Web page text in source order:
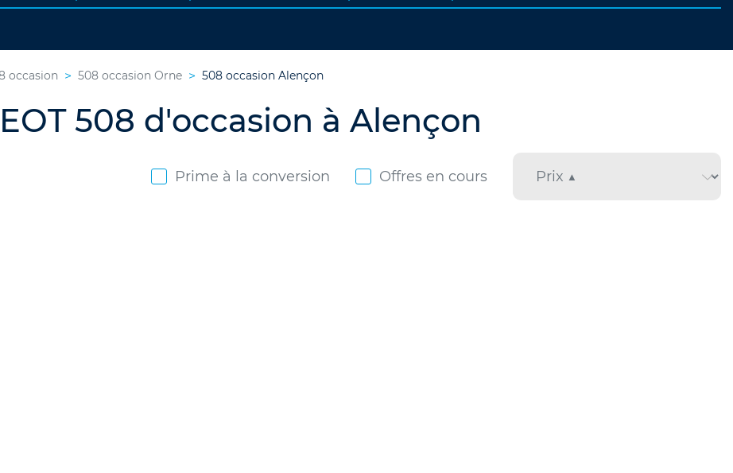
occasion 508 occasion Orne 508 occasion Alençon
508 d'occasion à Alençon
Prime à la conversion Offres en cours